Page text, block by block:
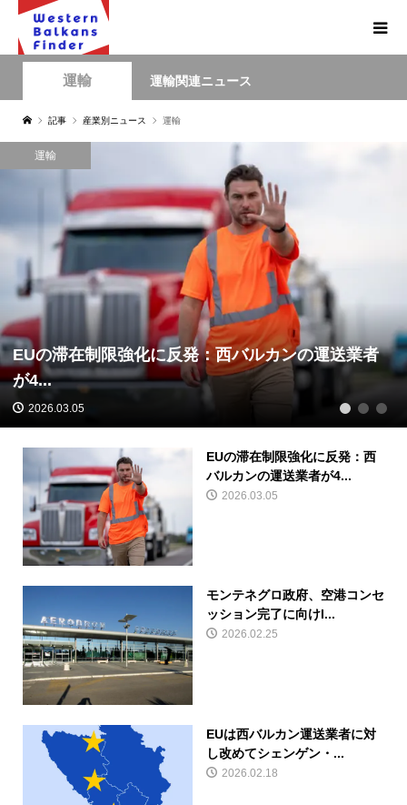
運輸 運輸関連ニュース
記事 産業別ニュース 運輸
運輸
EUの滞在制限強化に反発：西バルカンの運送業者
が4...
2026.03.05 1 2 3
EUの滞在制限強化に反発：西
バルカンの運送業者が4...
2026.03.05
モンテネグロ政府、空港コンセ
ッション完了に向けI...
2026.02.25
EUは西バルカン運送業者に対
し改めてシェンゲン・...
2026.02.18